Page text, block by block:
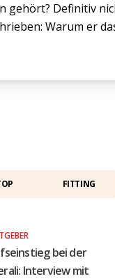
gehört? Definitiv
Warum er
FITTING
bei der
Interview mit